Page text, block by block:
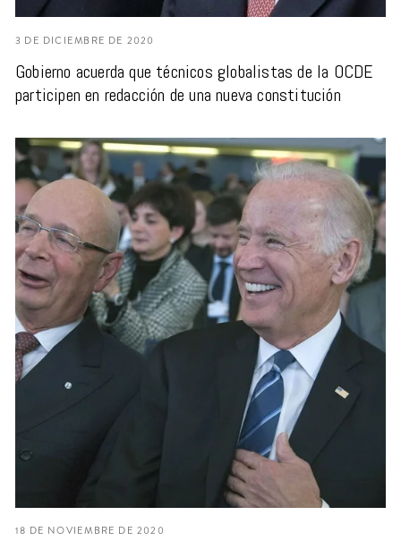
Gobierno acuerda que técnicos globalistas de la OCDE
participen en redacción de una nueva constitución
3 DE DICIEMBRE DE 2020
18 DE NOVIEMBRE DE 2020